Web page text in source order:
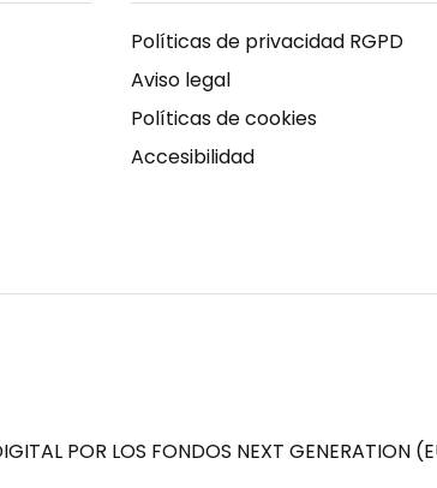
Políticas de privacidad RGPD
Aviso legal
Políticas de cookies
Accesibilidad
POR LOS FONDOS NEXT GENERATION